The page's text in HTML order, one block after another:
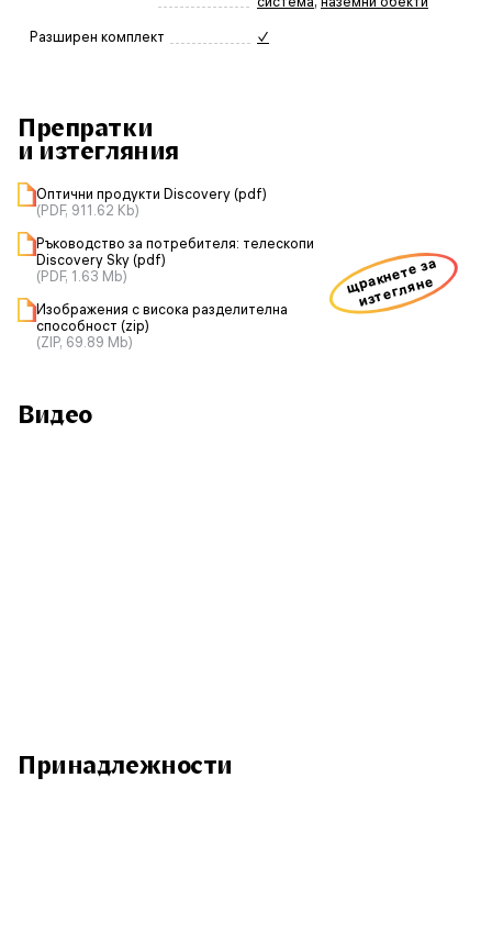
Разширен комплект ✓
Препратки
и изтегляния
Оптични продукти Discovery (pdf)
(PDF, 911.62 Kb)
Ръководство за потребителя: телескопи
Discovery Sky (pdf)
(PDF, 1.63 Mb)
Изображения с висока разделителна
способност (zip)
(ZIP, 69.89 Mb)
щракнете за
изтегляне
Видео
Принадлежности